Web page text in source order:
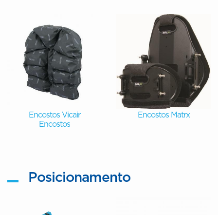
Encostos Vicair
Encostos Matrx
Encostos
Posicionamento